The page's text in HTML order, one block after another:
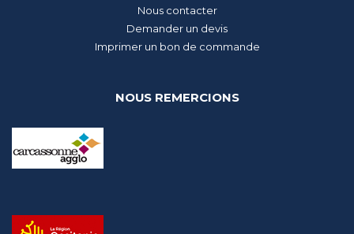
Nous contacter
Demander un devis
Imprimer un bon de commande
NOUS REMERCIONS